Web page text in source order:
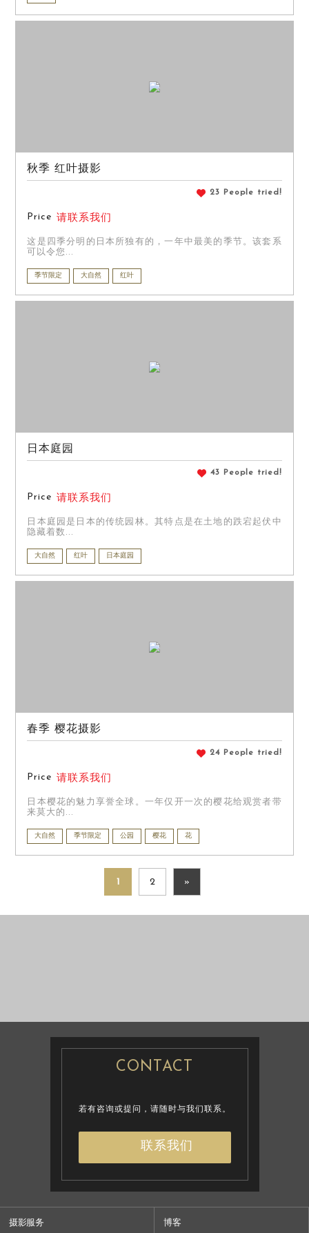
秋季 红叶摄影
23 People tried!
Price 请联系我们
这是四季分明的日本所独有的，一年中最美的季节。该套系
可以令您...
季节限定 大自然 红叶
日本庭园
43 People tried!
Price 请联系我们
日本庭园是日本的传统园林。其特点是在土地的跌宕起伏中
隐藏着数...
大自然 红叶 日本庭园
春季 樱花摄影
24 People tried!
Price 请联系我们
日本樱花的魅力享誉全球。一年仅开一次的樱花给观赏者带
来莫大的...
大自然 季节限定 公园 樱花 花
1 2 »
摄影服务 博客
CONTACT
若有咨询或提问，请随时与我们联系。
联系我们